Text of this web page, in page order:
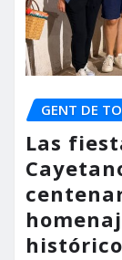
GENT DE
Las